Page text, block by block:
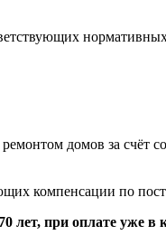
домов за счёт
компенсации по
лет, при оплате уже